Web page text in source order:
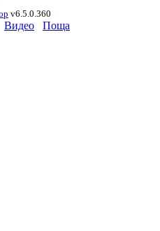
v6.5.0.360
Видео Поща